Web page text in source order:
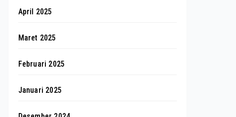
April 2025
Maret 2025
Februari 2025
Januari 2025